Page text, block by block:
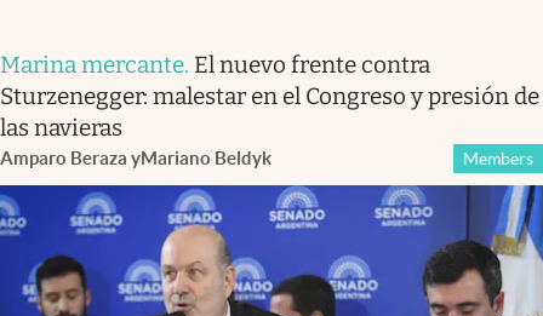
Marina mercante. El nuevo frente contra
Sturzenegger: malestar en el Congreso y presión de
las navieras
Amparo Beraza yMariano Beldyk Members